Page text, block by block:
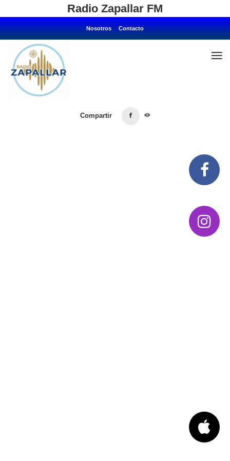
Radio Zapallar FM
Nosotros Contacto
Home
Compartir